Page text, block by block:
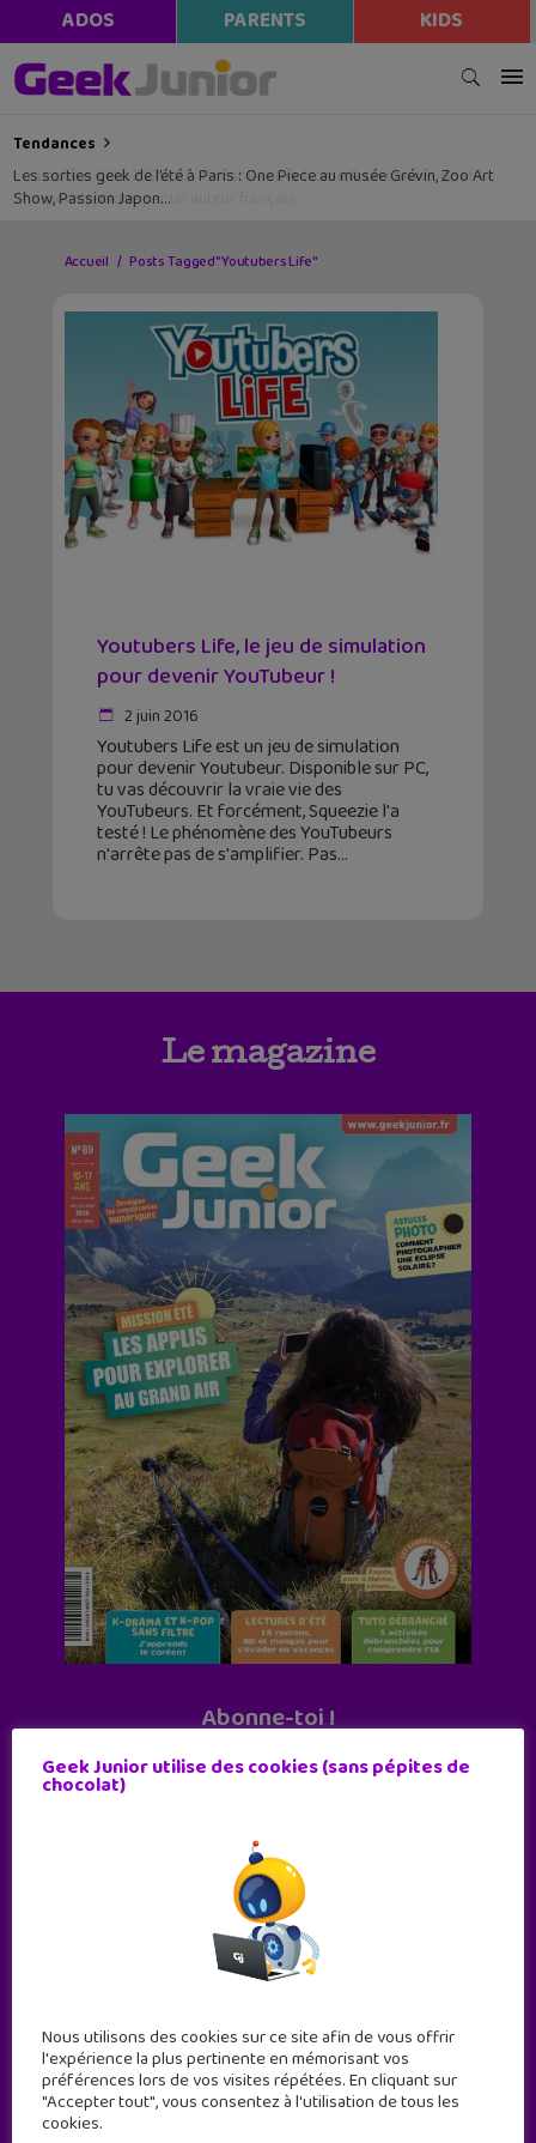
ADOS PARENTS KIDS
Tendances
Les sorties geek de l’été à Paris : One Piece au musée Grévin, Zoo Art
Show, Passion Japon…
Accueil Posts Tagged "Youtubers Life"
Youtubers Life, le jeu de simulation
pour devenir YouTubeur !
2 juin 2016
Youtubers Life est un jeu de simulation
pour devenir Youtubeur. Disponible sur PC,
tu vas découvrir la vraie vie des
YouTubeurs. Et forcément, Squeezie l'a
testé ! Le phénomène des YouTubeurs
n'arrête pas de s'amplifier. Pas
Le magazine
Abonne-toi !
11 numéros par an
Geek Junior utilise des cookies (sans pépites de
chocolat)
Nous utilisons des cookies sur ce site afin de vous offrir
l'expérience la plus pertinente en mémorisant vos
préférences lors de vos visites répétées. En cliquant sur
"Accepter tout", vous consentez à l'utilisation de tous les
cookies.